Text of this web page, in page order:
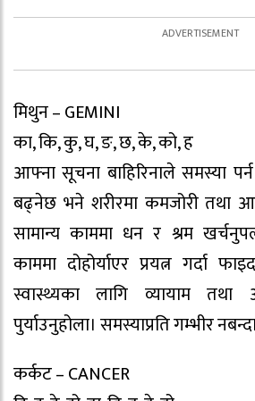
मिथुन – GEMINI
का, कि, कु, घ, ङ, छ, के, को, ह
आफ्ना सूचना बाहिरिनाले समस्या
बढ्नेछ भने शरीरमा कमजोरी तथा
सामान्य काममा धन र श्रम
काममा दोहोर्याएर प्रयत्न गर्दा
स्वास्थ्यका लागि व्यायाम तथा
पुर्याउनुहोला। समस्याप्रति गम्भीर
कर्कट – CANCER